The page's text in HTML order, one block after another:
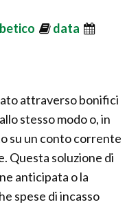
data
attraverso bonifici
stesso modo o, in
su un conto corrente
Questa soluzione di
anticipata o la
spese di incasso